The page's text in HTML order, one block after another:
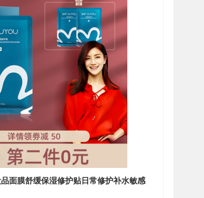
面膜舒缓保湿修护贴日常修护补水敏感